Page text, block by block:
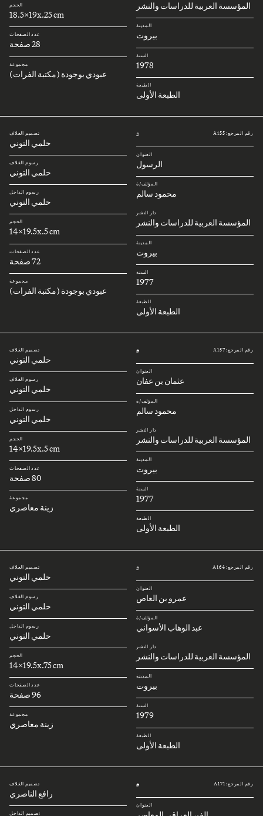
المؤسسة العربية للدراسات والنشر
المدينة
بيروت
السنة
1978
الطبعة
الطبعة الأولى
الحجم
18.5x19x.25 cm
عدد الصفحات
28 صفحة
مجموعة
عبودي بوجودة (مكتبة الفرات)
رقم المرجع: A155 #
العنوان
الرسول
المؤلف/ة
محمود سالم
دار النشر
المؤسسة العربية للدراسات والنشر
المدينة
بيروت
السنة
1977
الطبعة
الطبعة الأولى
تصميم الغلاف
حلمي التوني
رسوم الغلاف
حلمي التوني
رسوم الداخل
حلمي التوني
الحجم
14x19.5x.5 cm
عدد الصفحات
72 صفحة
مجموعة
عبودي بوجودة (مكتبة الفرات)
رقم المرجع: A157 #
العنوان
عثمان بن عفان
المؤلف/ة
محمود سالم
دار النشر
المؤسسة العربية للدراسات والنشر
المدينة
بيروت
السنة
1977
الطبعة
الطبعة الأولى
تصميم الغلاف
حلمي التوني
رسوم الغلاف
حلمي التوني
رسوم الداخل
حلمي التوني
الحجم
14x19.5x.5 cm
عدد الصفحات
80 صفحة
مجموعة
زينة معاصري
رقم المرجع: A164 #
العنوان
عمرو بن العاص
المؤلف/ة
عبد الوهاب الأسواني
دار النشر
المؤسسة العربية للدراسات والنشر
المدينة
بيروت
السنة
1979
الطبعة
الطبعة الأولى
تصميم الغلاف
حلمي التوني
رسوم الغلاف
حلمي التوني
رسوم الداخل
حلمي التوني
الحجم
14x19.5x.75 cm
عدد الصفحات
96 صفحة
مجموعة
زينة معاصري
رقم المرجع: A171 #
العنوان
تصميم الغلاف
رافع الناصري
تصميم الداخل